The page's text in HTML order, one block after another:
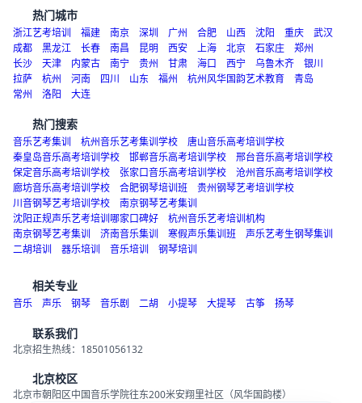
热门城市
浙江艺考培训 福建 南京 深圳 广州 合肥 山西 沈阳 重庆
成都
黑龙江 长春 南昌 昆明 西安 上海 北京 石家庄
郑州
长沙
天津 内蒙古 南宁 贵州 甘肃 海口 西宁 乌鲁木齐
银川
拉萨
杭州 河南
洛阳 大连
热门搜索
音乐艺考集训 杭州音乐艺考集训学校
唐山音乐高考培训学校
秦皇岛音乐高考培训学校
邯郸音乐高考培训学校
邢台音乐高考培训学校
保定音乐高考培训学校
张家口音乐高考培训学校
沧州音乐高考培训学校
廊坊音乐高考培训学校
合肥钢琴培训班
贵州钢琴艺考培训学校
川音钢琴艺考培训学校
南京钢琴艺考集训
沈阳正规声乐艺考培训哪家口碑好
杭州音乐艺考培训机构
南京钢琴艺考集训
济南音乐集训 寒假声乐集训班
相关专业
声乐 钢琴
联系我们
北京招生热线：18501056132